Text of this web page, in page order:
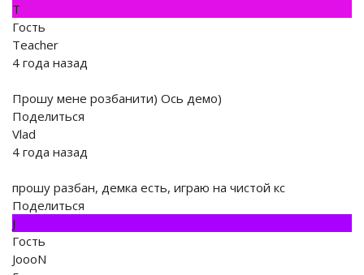
T
Гость
Teacher
4 года назад
Прошу мене розбанити) Ось демо)
Поделиться
Vlad
4 года назад
прошу разбан, демка есть, играю на чистой кс
Поделиться
J
Гость
JoooN